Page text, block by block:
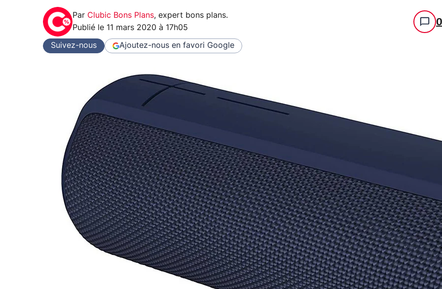
Par Clubic Bons Plans, expert bons plans.
Publié le 11 mars 2020 à 17h05 0
Suivez-nous Ajoutez-nous en favori Google